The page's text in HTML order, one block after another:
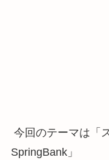
今回のテーマは「
SpringBank」